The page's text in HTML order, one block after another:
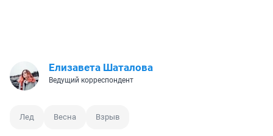
Елизавета Шаталова
Ведущий корреспондент
Лед Весна Взрыв